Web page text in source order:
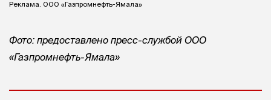
Реклама. ООО «Газпромнефть-Ямала»
Фото: предоставлено пресс-службой ООО
«Газпромнефть-Ямала»